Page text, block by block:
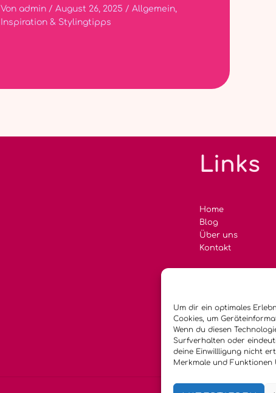
Um dir ein optimales
Cookies, um
Wenn du diesen
Surfverhalten oder
deine Einwillligung nicht
Merkmale und
Von admin / August 26, 2025 / Allgemein,
Inspiration & Stylingtipps
Links
Home
Blog
Über uns
Kontakt